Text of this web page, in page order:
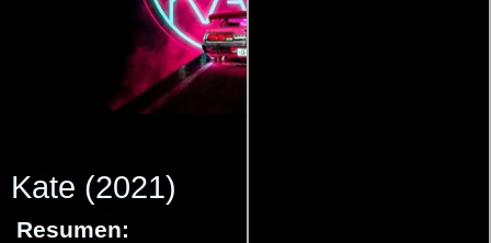
Kate (2021)
Resumen: